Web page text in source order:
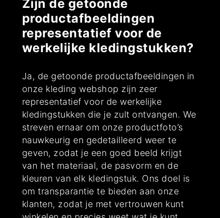
Zijn de getoonde
productafbeeldingen
representatief voor de
werkelijke kledingstukken?
Ja, de getoonde productafbeeldingen in
onze kleding webshop zijn zeer
representatief voor de werkelijke
kledingstukken die je zult ontvangen. We
streven ernaar om onze productfoto’s
nauwkeurig en gedetailleerd weer te
geven, zodat je een goed beeld krijgt
van het materiaal, de pasvorm en de
kleuren van elk kledingstuk. Ons doel is
om transparantie te bieden aan onze
klanten, zodat je met vertrouwen kunt